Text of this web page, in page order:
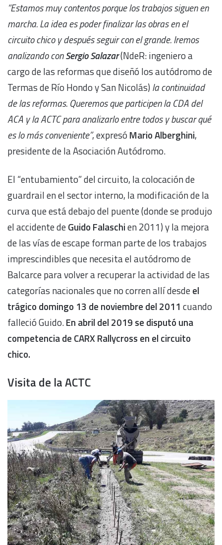
“Estamos muy contentos porque los trabajos siguen en
marcha. La idea es poder finalizar las obras en el
circuito chico y después seguir con el grande. Iremos
analizando conSergio Salazar(NdeR: ingeniero a
cargo de las reformas que diseñó los autódromo de
Termas de Río Hondo y San Nicolás) la continuidad
de las reformas. Queremos que participen la CDA del
ACA y la ACTC para analizarlo entre todos y buscar qué
es lo más conveniente”, expresó Mario Alberghini,
presidente de la Asociación Autódromo.
El “entubamiento” del circuito, la colocación de
guardrail en el sector interno, la modificación de la
curva que está debajo del puente (donde se produjo
el accidente deGuido Falaschien 2011) y la mejora
de las vías de escape forman parte de los trabajos
imprescindibles que necesita el autódromo de
Balcarce para volver a recuperar la actividad de las
categorías nacionales que no corren allí desdeel
trágico domingo 13 de noviembre del 2011 cuando
falleció Guido.En abril del 2019 se disputó una
competencia de CARX Rallycross en el circuito
chico.
Visita de la ACTC